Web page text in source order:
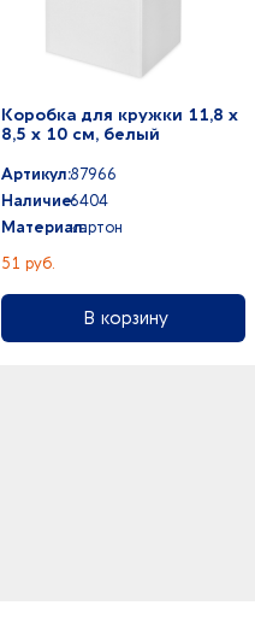
Коробка для кружки 11,8 х
8,5 х 10 см, белый
Артикул:87966
Наличие:6404
Материал:картон
51 руб.
В корзину